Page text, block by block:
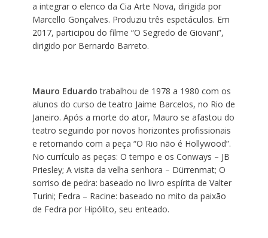
a integrar o elenco da Cia Arte Nova, dirigida por
Marcello Gonçalves. Produziu três espetáculos. Em
2017, participou do filme “O Segredo de Giovani”,
dirigido por Bernardo Barreto.
Mauro Eduardo trabalhou de 1978 a 1980 com os
alunos do curso de teatro Jaime Barcelos, no Rio de
Janeiro. Após a morte do ator, Mauro se afastou do
teatro seguindo por novos horizontes profissionais
e retornando com a peça “O Rio não é Hollywood”.
No currículo as peças: O tempo e os Conways – JB
Priesley; A visita da velha senhora – Dürrenmat; O
sorriso de pedra: baseado no livro espírita de Valter
Turini; Fedra – Racine: baseado no mito da paixão
de Fedra por Hipólito, seu enteado.